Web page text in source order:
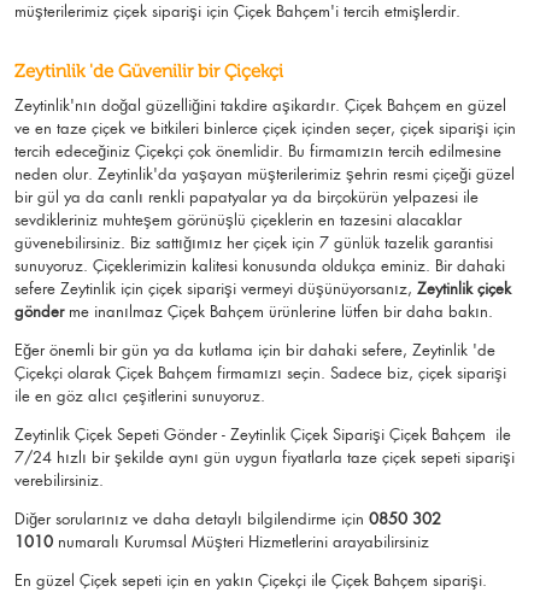
müşterilerimiz çiçek siparişi için Çiçek Bahçem'i tercih etmişlerdir.
Zeytinlik 'de Güvenilir bir Çiçekçi
Zeytinlik'nın doğal güzelliğini takdire aşikardır. Çiçek Bahçem en güzel
ve en taze çiçek ve bitkileri binlerce çiçek içinden seçer, çiçek siparişi için
tercih edeceğiniz Çiçekçi çok önemlidir. Bu firmamızın tercih edilmesine
neden olur. Zeytinlik'da yaşayan müşterilerimiz şehrin resmi çiçeği güzel
bir gül ya da canlı renkli papatyalar ya da birçokürün yelpazesi ile
sevdikleriniz muhteşem görünüşlü çiçeklerin en tazesini alacaklar
güvenebilirsiniz. Biz sattığımız her çiçek için 7 günlük tazelik garantisi
sunuyoruz. Çiçeklerimizin kalitesi konusunda oldukça eminiz. Bir dahaki
sefere Zeytinlik için çiçek siparişi vermeyi düşünüyorsanız, Zeytinlik çiçek
gönderme inanılmaz Çiçek Bahçem ürünlerine lütfen bir daha bakın.
Eğer önemli bir gün ya da kutlama için bir dahaki sefere, Zeytinlik 'de
Çiçekçi olarak Çiçek Bahçem firmamızı seçin. Sadece biz, çiçek siparişi
ile en göz alıcı çeşitlerini sunuyoruz.
Zeytinlik Çiçek Sepeti Gönder - Zeytinlik Çiçek Siparişi Çiçek Bahçem ile
7/24 hızlı bir şekilde aynı gün uygun fiyatlarla taze çiçek sepeti siparişi
verebilirsiniz.
Diğer sorularınız ve daha detaylı bilgilendirme için 0850 302
1010 numaralı Kurumsal Müşteri Hizmetlerini arayabilirsiniz
En güzel Çiçek sepeti için en yakın Çiçekçi ile Çiçek Bahçem siparişi.